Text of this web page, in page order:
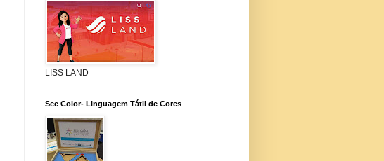
LISS LAND
See Color- Linguagem Tátil de Cores